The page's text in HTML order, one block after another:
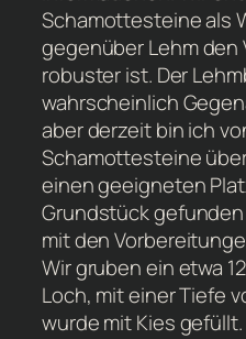
Schamottesteine als
gegenüber Lehm den
robuster ist. Der
wahrscheinlich
aber derzeit bin ich
Schamottesteine
einen geeigneten
Grundstück
mit den
Wir gruben ein etwa
Loch, mit einer Tiefe
wurde mit Kies gefüllt.